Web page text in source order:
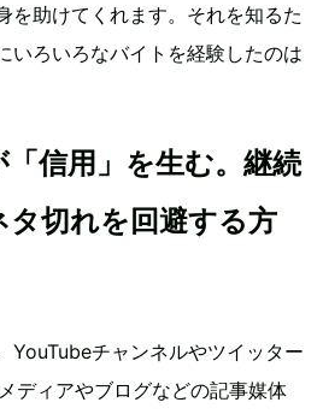
を助けてくれます。それを知るた
いろいろなバイトを経験したのは
「信用」を生む。継続
切れを回避する方
YouTubeチャンネルやツイッター
ディアやブログなどの記事媒体